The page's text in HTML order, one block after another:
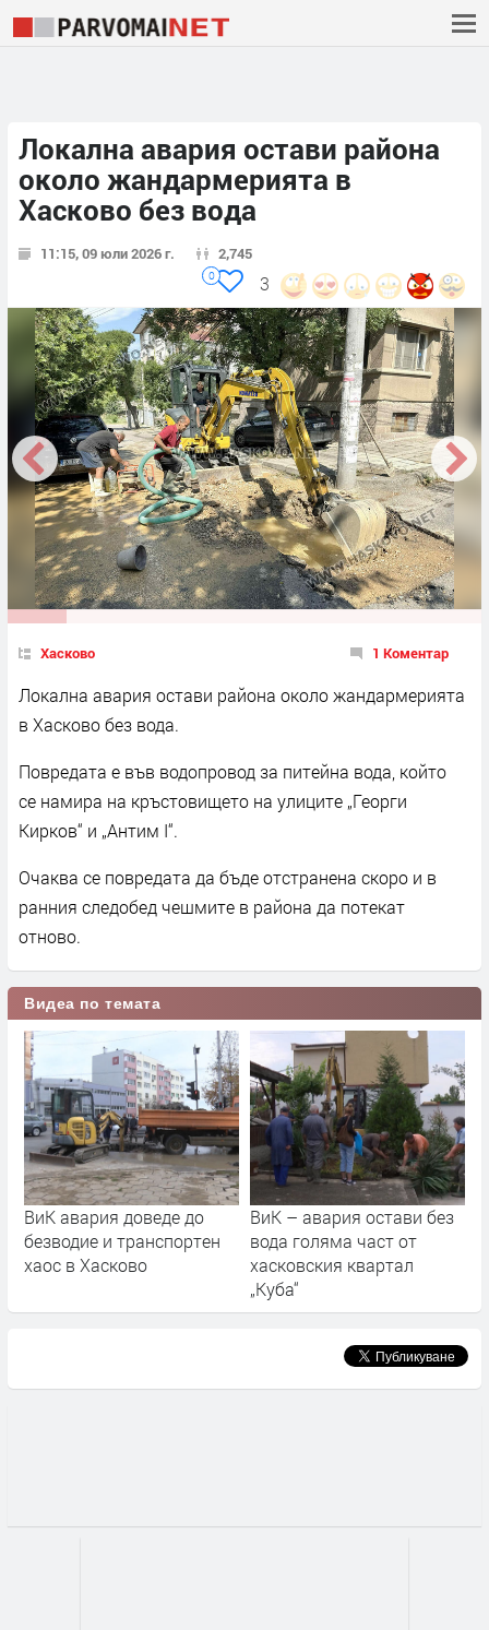
Локална авария остави района
около жандармерията в
Хасково без вода
11:15, 09 юли 2026 г. 2,745
3
0
Хасково 1 Коментар
Локална авария остави района около жандармерията
в Хасково без вода.
Повредата е във водопровод за питейна вода, който
се намира на кръстовището на улиците „Георги
Кирков“ и „Антим I“.
Очаква се повредата да бъде отстранена скоро и в
ранния следобед чешмите в района да потекат
отново.
Видеа по темата
ВиК авария доведе до
безводие и транспортен
хаос в Хасково
ВиК – авария остави без
вода голяма част от
хасковския квартал
„Куба“